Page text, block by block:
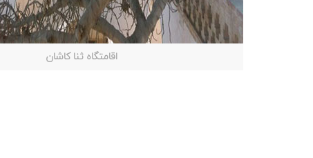
اقامتگاه ثنا کاشان